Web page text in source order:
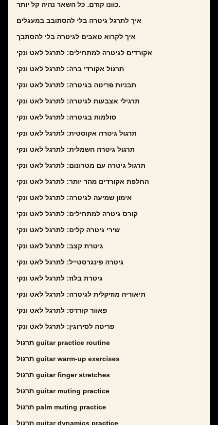
כוונו קודם. כל השאר נהיה קל יותר.
איך לתרגל גיטרה בלי להסתובב במעגלים
איך לקרוא טאבים לגיטרה בלי להסתבך
אקורדים לגיטרה למתחילים: לתרגל לאט ונקי
תרגול אקורדי ברה: לתרגל לאט ונקי
תבניות פריטה בגיטרה: לתרגל לאט ונקי
תרגילי אצבעות לגיטרה: לתרגל לאט ונקי
סולמות בגיטרה: לתרגל לאט ונקי
תרגול גיטרה אקוסטית: לתרגל לאט ונקי
תרגול גיטרה חשמלית: לתרגל לאט ונקי
תרגול גיטרה עם מטרונום: לתרגל לאט ונקי
החלפת אקורדים מהר יותר: לתרגל לאט ונקי
אימון שמיעה לגיטרה: לתרגל לאט ונקי
קורס גיטרה למתחילים: לתרגל לאט ונקי
שירי גיטרה קלים: לתרגל לאט ונקי
גיטרת קצב: לתרגל לאט ונקי
גיטרה פינגרסטייל: לתרגל לאט ונקי
גיטרת בלוז: לתרגל לאט ונקי
תיאוריה מוזיקלית לגיטרה: לתרגל לאט ונקי
פאוור קורדס: לתרגל לאט ונקי
פריטה לסירוגין: לתרגל לאט ונקי
תרגול guitar practice routine
תרגול guitar warm-up exercises
תרגול guitar finger stretches
תרגול guitar muting practice
תרגול palm muting practice
תרגול guitar dynamics practice